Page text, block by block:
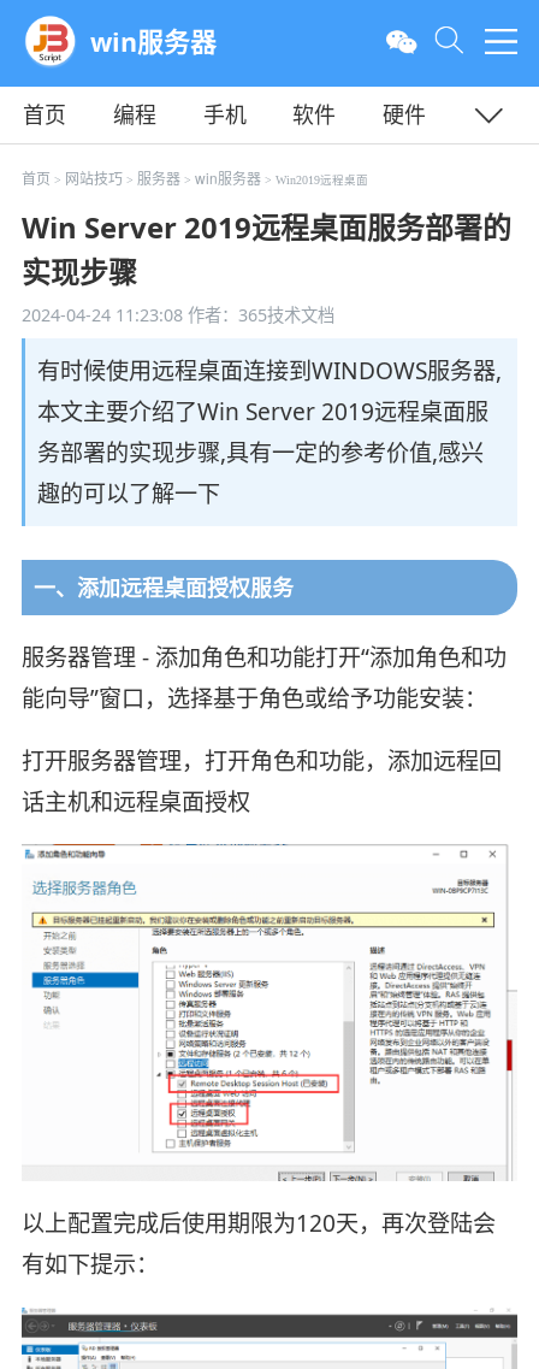
win服务器
首页 编程 手机 软件
硬件
教程
平面 服务器
首页 > 网站技巧 > 服务器> win服务器> Win2019远程桌面
Win Server 2019远程桌面服务部署的
实现步骤
2024-04-24 11:23:08作者：365技术文档
有时候使用远程桌面连接到WINDOWS服务器,
本文主要介绍了Win Server 2019远程桌面服
务部署的实现步骤,具有一定的参考价值,感兴
趣的可以了解一下
一、添加远程桌面授权服务
服务器管理 - 添加角色和功能打开“添加角色和功
能向导”窗口，选择基于角色或给予功能安装：
打开服务器管理，打开角色和功能，添加远程回
话主机和远程桌面授权
以上配置完成后使用期限为120天，再次登陆会
有如下提示：